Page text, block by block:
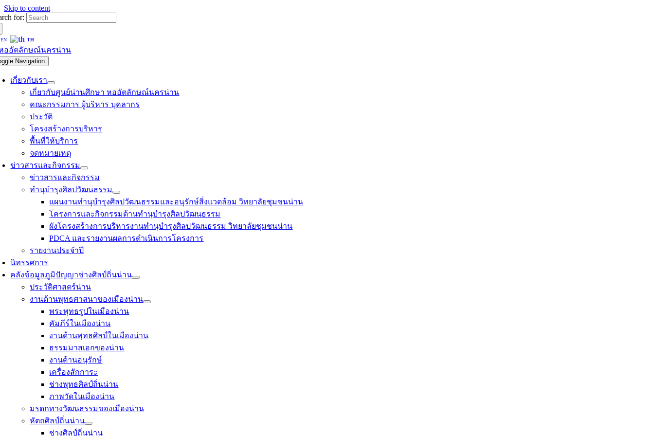
Skip to content
for:
EN TH
Navigation
เกี่ยวกับเรา
เกี่ยวกับศูนย์น่านศึกษา หออัตลักษณ์นครน่าน
คณะกรรมการ ผู้บริหาร บุคลากร
ประวัติ
โครงสร้างการบริหาร
พื้นที่ให้บริการ
จดหมายเหตุ
ข่าวสารและกิจกรรม
ข่าวสารและกิจกรรม
ทำนุบำรุงศิลปวัฒนธรรม
แผนงานทำนุบำรุงศิลปวัฒนธรรมและอนุรักษ์สิ่งแวดล้อม วิทยาลัยชุมชนน่าน
โครงการและกิจกรรมด้านทำนุบำรุงศิลปวัฒนธรรม
ผังโครงสร้างการบริหารงานทำนุบำรุงศิลปวัฒนธรรม วิทยาลัยชุมชนน่าน
PDCA และรายงานผลการดำเนินการโครงการ
รายงานประจำปี
นิทรรศการ
คลังข้อมูลภูมิปัญญาช่างศิลป์ถิ่นน่าน
ประวัติศาสตร์น่าน
งานด้านพุทธศาสนาของเมืองน่าน
พระพุทธรูปในเมืองน่าน
คัมภีร์ในเมืองน่าน
งานด้านพุทธศิลป์ในเมืองน่าน
ธรรมมาสเอกของน่าน
งานด้านอนุรักษ์
เครื่องสักการะ
ช่างพุทธศิลป์ถิ่นน่าน
ภาพวัดในเมืองน่าน
มรดกทางวัฒนธรรมของเมืองน่าน
หัตถศิลป์ถิ่นน่าน
ช่างศิลป์ถิ่นน่าน